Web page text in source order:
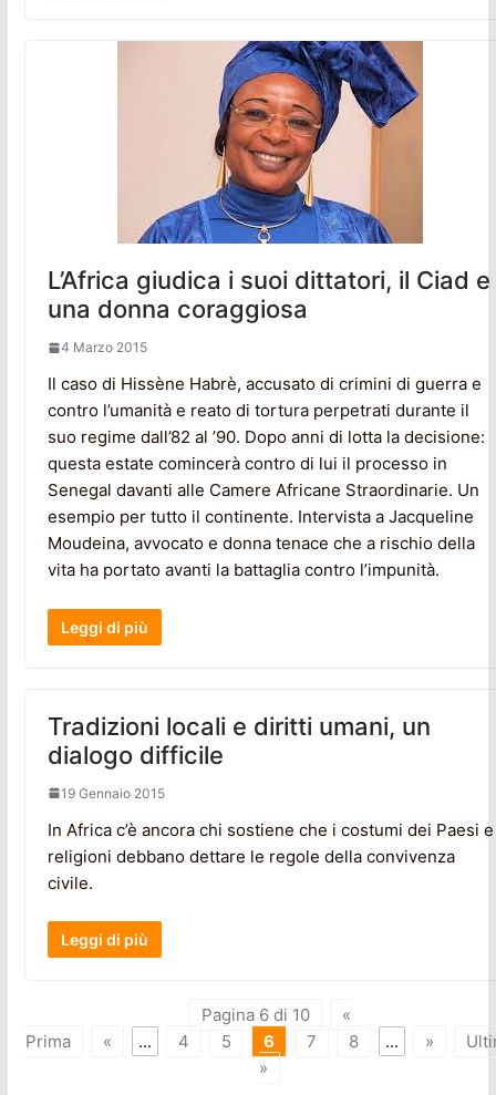
L’Africa giudica i suoi dittatori, il Ciad e
una donna coraggiosa
4 Marzo 2015
Il caso di Hissène Habrè, accusato di crimini di guerra e
contro l’umanità e reato di tortura perpetrati durante il
suo regime dall’82 al ’90. Dopo anni di lotta la decisione:
questa estate comincerà contro di lui il processo in
Senegal davanti alle Camere Africane Straordinarie. Un
esempio per tutto il continente. Intervista a Jacqueline
Moudeina, avvocato e donna tenace che a rischio della
vita ha portato avanti la battaglia contro l’impunità.
Leggi di più
Tradizioni locali e diritti umani, un
dialogo difficile
19 Gennaio 2015
In Africa c’è ancora chi sostiene che i costumi dei Paesi e
religioni debbano dettare le regole della convivenza
civile.
Leggi di più
Pagina 6 di 10
«
Prima
« ... 4 5 6 7 8 ... »
»